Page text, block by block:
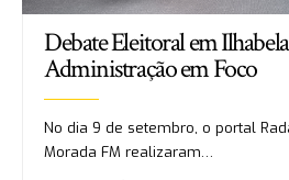
Debate Eleitoral em
Administração em Foco
No dia 9 de setembro, o portal
Morada FM realizaram…